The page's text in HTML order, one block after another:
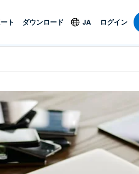
アクセス
ト。オン
ンが利用
と対応
Foxpass Wi-Fiアクセ
ス＆コントロール
ゼロトラストセキュア
ワークスペース
ンターテインメ
共部門
ャとデザイン
ンターテインメ
ト
テータス
ダウンロード JA
Español
Français
Italiano
Nederlands
ログイン